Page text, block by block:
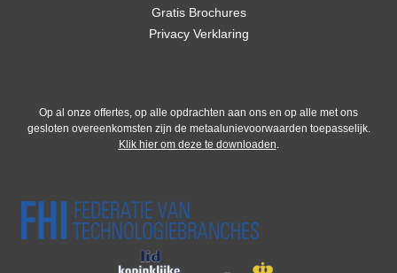
Gratis Brochures
Privacy Verklaring
Op al onze offertes, op alle opdrachten aan ons en op alle met ons
gesloten overeenkomsten zijn de metaalunievoorwaarden toepasselijk.
Klik hier om deze te downloaden.